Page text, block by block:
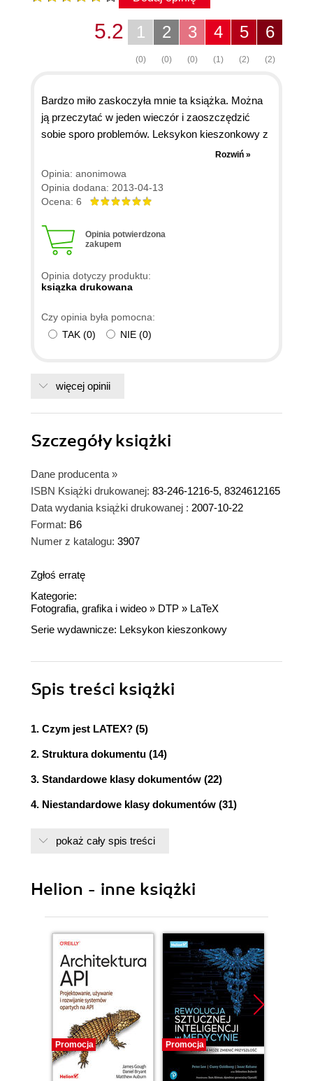
6
(2)
5
(2)
4
(1)
3
(0)
2
(0)
1
(0)
5.2
Bardzo miło zaskoczyła mnie ta książka. Można
ją przeczytać w jeden wieczór i zaoszczędzić
sobie sporo problemów. Leksykon kieszonkowy z
Latexa nie tylko wprowadza w świat tego języka,
ale pozwala również na nauczenie się pisania
całkiem zgrabnych tekstów. Za tak śmieszne
pieniądze po prostu nie opłaca się przeszukiwać
informacje na temat Latexa. Tutaj mamy konkrety
wyłożone na tacy. Jeśli ktoś będzie musiał
jeśli składnia go wciągnie - wtedy łatwo sięgnąć do
wtedy ta książeczka się przyda :)
Rozwiń »
Opinia: anonimowa
Opinia dodana: 2013-04-13
Ocena: 6
Opinia potwierdzona
zakupem
Opinia dotyczy produktu:
ksiązka drukowana
Czy opinia była pomocna:
TAK (0) NIE (0)
więcej opinii
Szczegółyksiążki
Dane producenta »
ISBN Książki drukowanej: 83-246-1216-5, 8324612165
Data wydania książki drukowanej : 2007-10-22
Format: B6
Numer z katalogu: 3907
Zgłoś erratę
Kategorie:
Fotografia, grafika i wideo » DTP » LaTeX
Serie wydawnicze: Leksykon kieszonkowy
Spis treści książki
1. Czym jest LATEX? (5)
2. Struktura dokumentu (14)
3. Standardowe klasy dokumentów (22)
4. Niestandardowe klasy dokumentów (31)
7. Cytaty - otoczenie quote (68)
9. Wypunktowanie i wyliczenie (71)
10. Tabele i ilustracje (74)
11. Otoczenie minipage (85)
12. Otoczenie verbatim (87)
13. Spis treści, spis rysunków i spis tabel (88)
14. Bibliografia (90)
pokaż cały spis treści
Helion - inne książki
Promocja Promocja